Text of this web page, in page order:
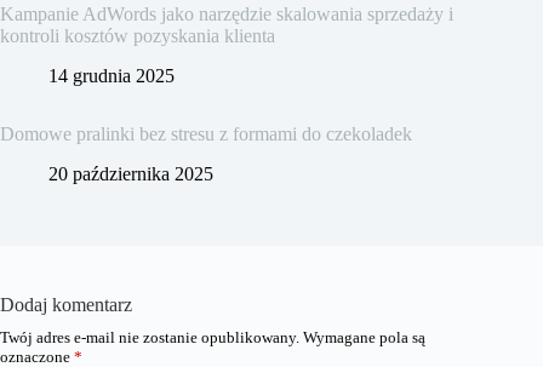
Kampanie AdWords jako narzędzie skalowania sprzedaży i
kontroli kosztów pozyskania klienta
14 grudnia 2025
Domowe pralinki bez stresu z formami do czekoladek
20 października 2025
Dodaj komentarz
Twój adres e-mail nie zostanie opublikowany. Wymagane pola są
oznaczone *